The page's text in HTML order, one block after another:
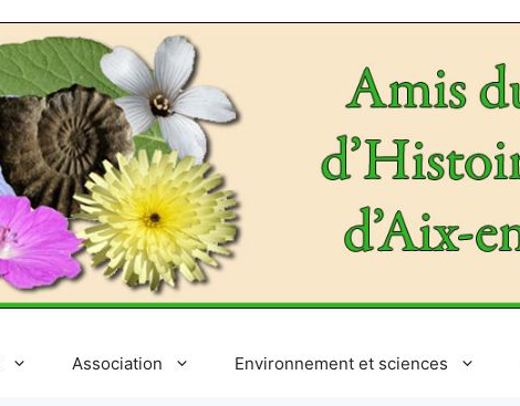
Association Environnement et sciences